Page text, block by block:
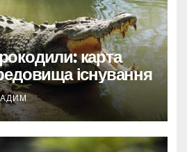
карта
існування